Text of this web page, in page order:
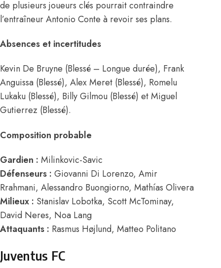
de plusieurs joueurs clés pourrait contraindre
l’entraîneur Antonio Conte à revoir ses plans.
Absences et incertitudes
Kevin De Bruyne (Blessé – Longue durée), Frank
Anguissa (Blessé), Alex Meret (Blessé), Romelu
Lukaku (Blessé), Billy Gilmou (Blessé) et Miguel
Gutierrez (Blessé).
Composition probable
Gardien : Milinkovic-Savic
Défenseurs : Giovanni Di Lorenzo, Amir
Rrahmani, Alessandro Buongiorno, Mathías Olivera
Milieux : Stanislav Lobotka, Scott McTominay,
David Neres, Noa Lang
Attaquants : Rasmus Højlund, Matteo Politano
Juventus FC